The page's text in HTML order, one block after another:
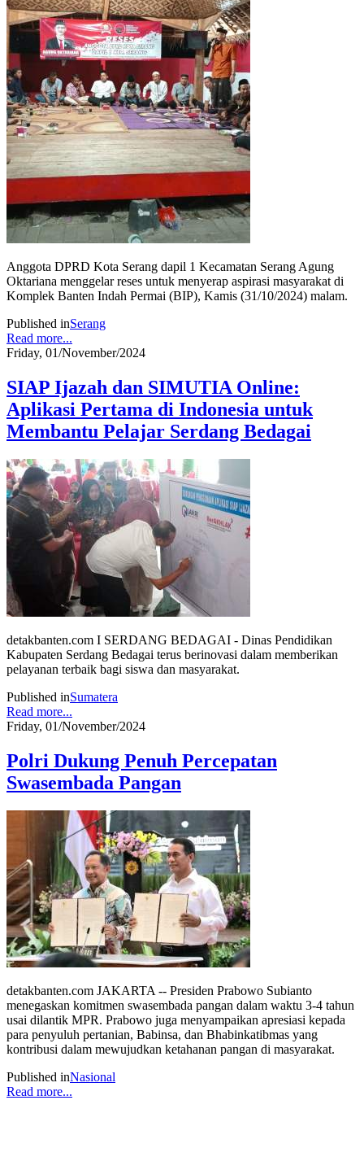
Anggota DPRD Kota Serang dapil 1 Kecamatan Serang Agung
Oktariana menggelar reses untuk menyerap aspirasi masyarakat di
Komplek Banten Indah Permai (BIP), Kamis (31/10/2024) malam.
Published inSerang
Read more...
Friday, 01/November/2024
SIAP Ijazah dan SIMUTIA Online:
Aplikasi Pertama di Indonesia untuk
Membantu Pelajar Serdang Bedagai
detakbanten.com I SERDANG BEDAGAI - Dinas Pendidikan
Kabupaten Serdang Bedagai terus berinovasi dalam memberikan
pelayanan terbaik bagi siswa dan masyarakat.
Published inSumatera
Read more...
Friday, 01/November/2024
Polri Dukung Penuh Percepatan
Swasembada Pangan
detakbanten.com JAKARTA -- Presiden Prabowo Subianto
menegaskan komitmen swasembada pangan dalam waktu 3-4 tahun
usai dilantik MPR. Prabowo juga menyampaikan apresiasi kepada
para penyuluh pertanian, Babinsa, dan Bhabinkatibmas yang
kontribusi dalam mewujudkan ketahanan pangan di masyarakat.
Published inNasional
Read more...